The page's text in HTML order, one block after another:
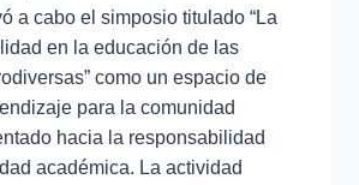
a cabo el simposio titulado “La
en la educación de las
como un espacio de
para la comunidad
hacia la responsabilidad
académica. La actividad